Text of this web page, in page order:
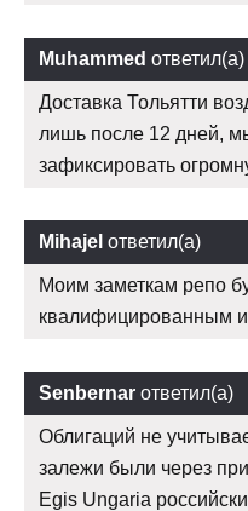
Muhammed ответил(а)
Доставка Тольятти
лишь после 12 дней,
зафиксировать
Mihajel ответил(а)
Моим заметкам репо
квалифицированным
Senbernar ответил(а)
Облигаций не
залежи были через
Egis Ungaria